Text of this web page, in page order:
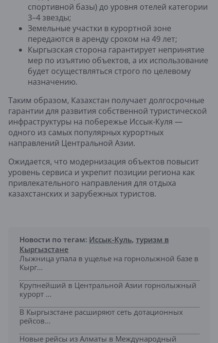
спортивной базы) до уровня отелей категории
3–4 звезды;
Земельные участки в курортной зоне
передаются в аренду сроком на 49 лет;
Кыргызская сторона гарантирует непринятие
мер по изъятию объектов, а их использование
будет осуществляться строго по целевому
назначению.
Таким образом, Казахстан получает долгосрочные
гарантии для развития собственной туристической
инфраструктуры на побережье Иссык-Куля —
одного из самых популярных курортных
направлений Центральной Азии.
Ожидается, что модернизация объектов повысит
уровень сервиса и укрепит позиции региона как
привлекательного направления для отдыха
казахстанских и зарубежных туристов.
Новости по тегам: Иссык-Куль, туризм в
Кыргызстане
Лыжница упала в ущелье на горнолыжной базе в
Кырг...
Крупнейший в Центральной Азии горнолыжный
курорт ...
В Кыргызстане расширяют сеть дотационных
рейсов...
Новые рейсы из Алматы в Международный